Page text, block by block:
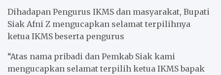
Dihadapan Pengurus IKMS dan masyarakat, Bupati
Siak Afni Z mengucapkan selamat terpilihnya
ketua IKMS beserta pengurus
“Atas nama pribadi dan Pemkab Siak kami
mengucapkan selamat terpilih ketua IKMS bapak